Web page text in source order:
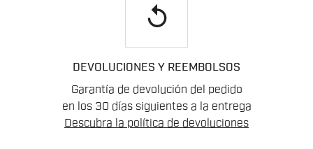
replay
DEVOLUCIONES Y REEMBOLSOS
Garantía de devolución del pedido
en los 30 días siguientes a la entrega
Descubra la política de devoluciones